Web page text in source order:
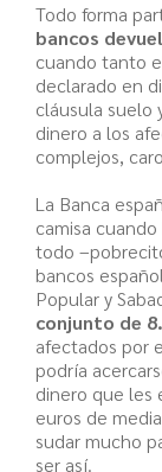
Todo forma
bancos
cuando tanto
declarado en
cláusula suelo
dinero a los
complejos,
La Banca
camisa
todo
bancos
Popular y
conjunto de
afectados por
podría
dinero que les
euros de
sudar mucho
ser así.